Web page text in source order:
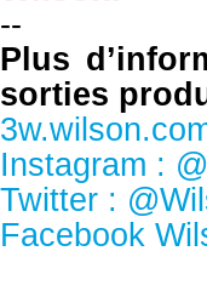
--
Plus
sorties
Instagram :
Twitter :
Facebook